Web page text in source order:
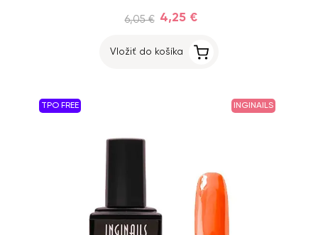
6,05 € 4,25 €
Vložiť do košíka
TPO FREE INGINAILS